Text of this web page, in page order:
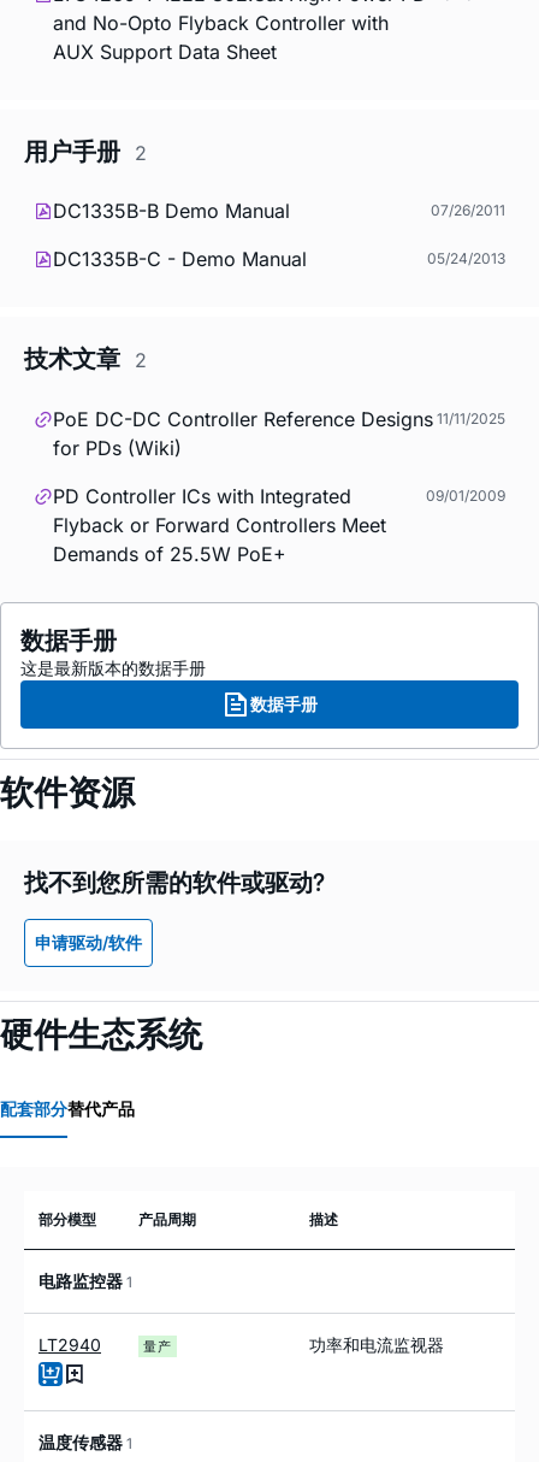
and No-Opto Flyback Controller with
AUX Support Data Sheet
用户手册 2
DC1335B-B Demo Manual 07/26/2011
DC1335B-C - Demo Manual 05/24/2013
技术文章 2
PoE DC-DC Controller Reference Designs
for PDs (Wiki)
11/11/2025
PD Controller ICs with Integrated
Flyback or Forward Controllers Meet
Demands of 25.5W PoE+
09/01/2009
数据手册
这是最新版本的数据手册
数据手册
软件资源
找不到您所需的软件或驱动?
申请驱动/软件
硬件生态系统
配套部分替代产品
部分模型 产品周期 描述
电路监控器 1
LT2940 量产 功率和电流监视器
温度传感器 1